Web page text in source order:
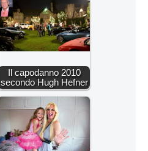
Il capodanno 2010
secondo Hugh Hefner